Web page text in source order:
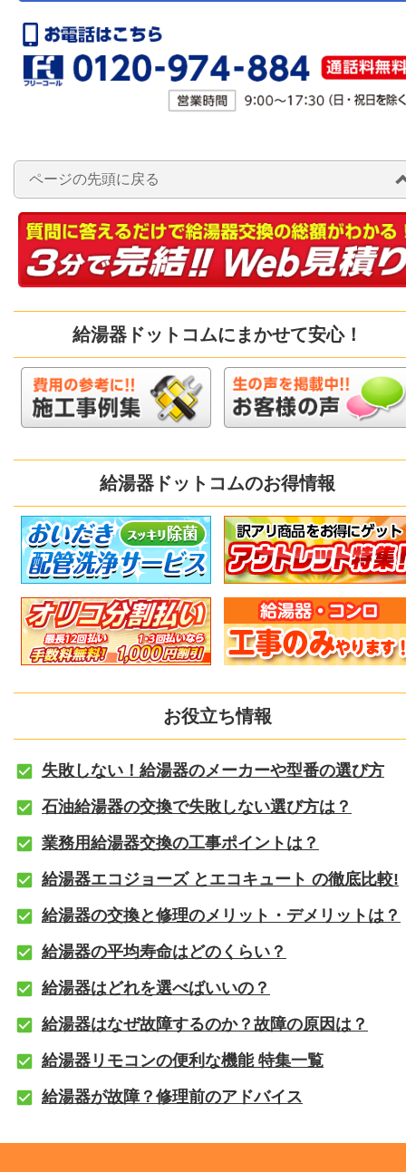
ページの先頭に戻る
給湯器ドットコムにまかせて安心！
給湯器ドットコムのお得情報
お役立ち情報
失敗しない！給湯器のメーカーや型番の選び方
石油給湯器の交換で失敗しない選び方は？
業務用給湯器交換の工事ポイントは？
給湯器エコジョーズ とエコキュート の徹底比較!
給湯器の交換と修理のメリット・デメリットは？
給湯器の平均寿命はどのくらい？
給湯器はどれを選べばいいの？
給湯器はなぜ故障するのか？故障の原因は？
給湯器リモコンの便利な機能 特集一覧
給湯器が故障？修理前のアドバイス